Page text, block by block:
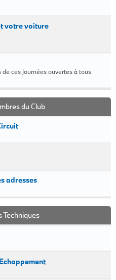
votre voiture
de ces journées ouvertes à tous
du Club
adresses
Techniques